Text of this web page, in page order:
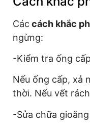
Các cách khắc
ngừng:
-Kiểm tra ống
Nếu ống cấp, xả
thời. Nếu vết
-Sửa chữa